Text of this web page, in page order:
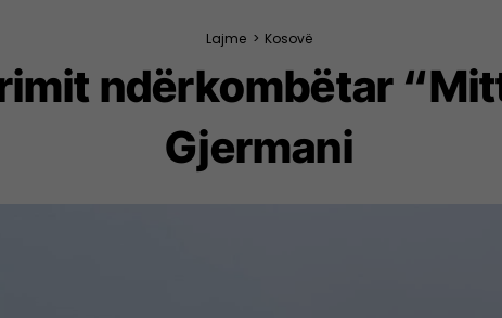
Lajme > Kosovë
ndërkombëtar
Gjermani